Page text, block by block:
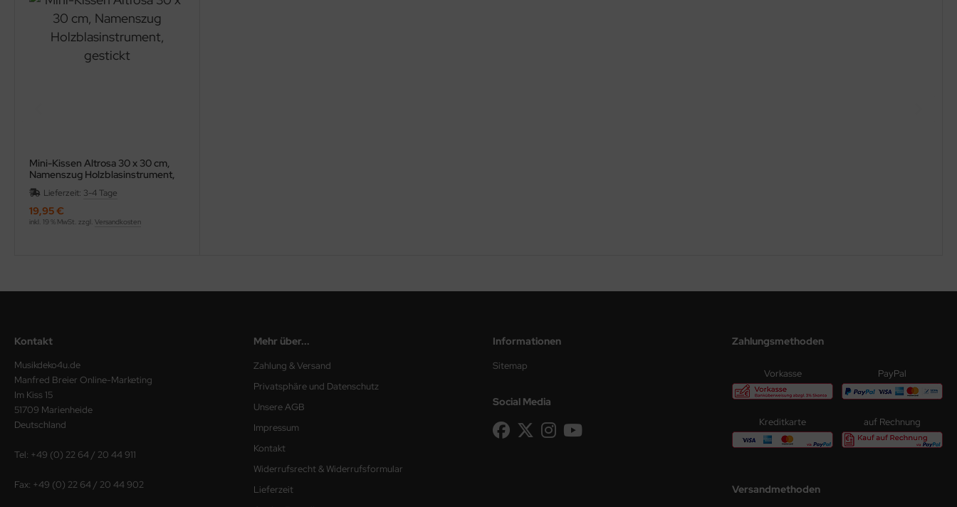
Mini-Kissen Altrosa 30 x 30 cm,
Namenszug Holzblasinstrument,
gestickt
Lieferzeit: 3-4 Tage
19,95 €
inkl. 19 % MwSt. zzgl. Versandkosten
Kontakt
Musikdeko4u.de
Manfred Breier Online-Marketing
Im Kiss 15
51709 Marienheide
Deutschland
Tel: +49 (0) 22 64 / 20 44 911
Fax: +49 (0) 22 64 / 20 44 902
Mehr über...
Zahlung & Versand
Privatsphäre und Datenschutz
Unsere AGB
Impressum
Kontakt
Widerrufsrecht & Widerrufsformular
Lieferzeit
Informationen
Sitemap
Social Media
Zahlungsmethoden
Vorkasse PayPal
Kreditkarte auf Rechnung
Versandmethoden